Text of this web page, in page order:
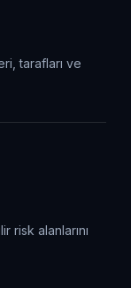
tarafları ve
risk alanlarını